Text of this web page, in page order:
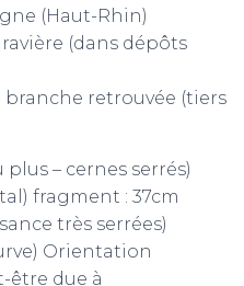
(Haut-Rhin)
(dans dépôts
branche retrouvée (tiers
plus – cernes serrés)
fragment : 37cm
très serrées)
Orientation
être due à